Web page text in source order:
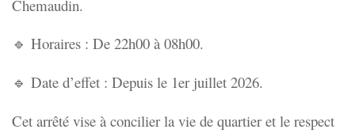
Chemaudin.
🔹 Horaires : De 22h00 à 08h00.
🔹 Date d’effet : Depuis le 1er juillet 2026.
Cet arrêté vise à concilier la vie de quartier et le respect